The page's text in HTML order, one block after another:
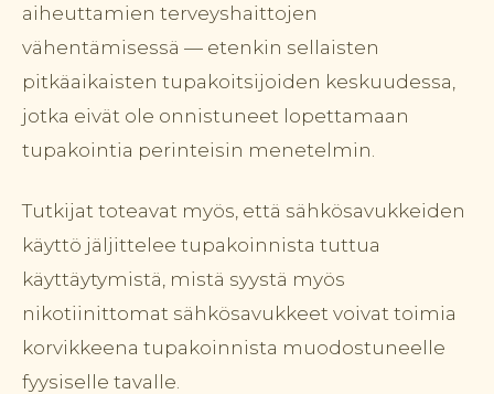
aiheuttamien terveyshaittojen
vähentämisessä — etenkin sellaisten
pitkäaikaisten tupakoitsijoiden keskuudessa,
jotka eivät ole onnistuneet lopettamaan
tupakointia perinteisin menetelmin.
Tutkijat toteavat myös, että sähkösavukkeiden
käyttö jäljittelee tupakoinnista tuttua
käyttäytymistä, mistä syystä myös
nikotiinittomat sähkösavukkeet voivat toimia
korvikkeena tupakoinnista muodostuneelle
fyysiselle tavalle.